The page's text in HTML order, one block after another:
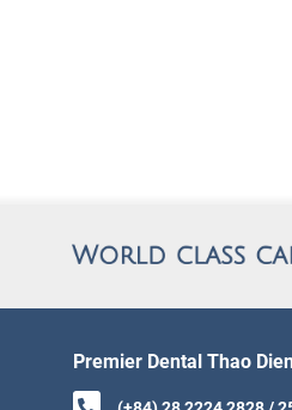
Premier Dental Thao